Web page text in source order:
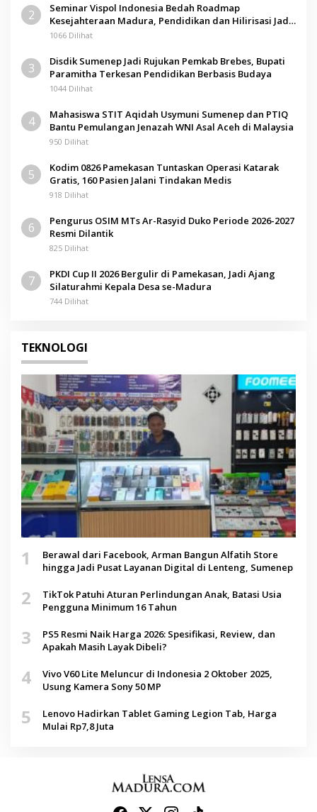
2
Seminar Vispol Indonesia Bedah Roadmap
Kesejahteraan Madura, Pendidikan dan Hilirisasi Jadi
Kunci
1066 Dilihat
3
Disdik Sumenep Jadi Rujukan Pemkab Brebes, Bupati
Paramitha Terkesan Pendidikan Berbasis Budaya
1044 Dilihat
4
Mahasiswa STIT Aqidah Usymuni Sumenep dan PTIQ
Bantu Pemulangan Jenazah WNI Asal Aceh di Malaysia
950 Dilihat
5
Kodim 0826 Pamekasan Tuntaskan Operasi Katarak
Gratis, 160 Pasien Jalani Tindakan Medis
918 Dilihat
6
Pengurus OSIM MTs Ar-Rasyid Duko Periode 2026-2027
Resmi Dilantik
825 Dilihat
7
PKDI Cup II 2026 Bergulir di Pamekasan, Jadi Ajang
Silaturahmi Kepala Desa se-Madura
744 Dilihat
TEKNOLOGI
1
Berawal dari Facebook, Arman Bangun Alfatih Store
hingga Jadi Pusat Layanan Digital di Lenteng, Sumenep
2
TikTok Patuhi Aturan Perlindungan Anak, Batasi Usia
Pengguna Minimum 16 Tahun
3
PS5 Resmi Naik Harga 2026: Spesifikasi, Review, dan
Apakah Masih Layak Dibeli?
4
Vivo V60 Lite Meluncur di Indonesia 2 Oktober 2025,
Usung Kamera Sony 50 MP
5
Lenovo Hadirkan Tablet Gaming Legion Tab, Harga
Mulai Rp7,8 Juta